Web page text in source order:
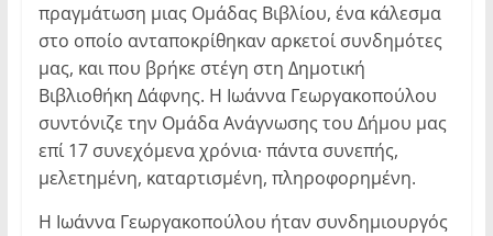
πραγμάτωση μιας Ομάδας Βιβλίου, ένα κάλεσμα
στο οποίο ανταποκρίθηκαν αρκετοί συνδημότες
μας, και που βρήκε στέγη στη Δημοτική
Βιβλιοθήκη Δάφνης. Η Ιωάννα Γεωργακοπούλου
συντόνιζε την Ομάδα Ανάγνωσης του Δήμου μας
επί 17 συνεχόμενα χρόνια∙ πάντα συνεπής,
μελετημένη, καταρτισμένη, πληροφορημένη.
Η Ιωάννα Γεωργακοπούλου ήταν συνδημιουργός